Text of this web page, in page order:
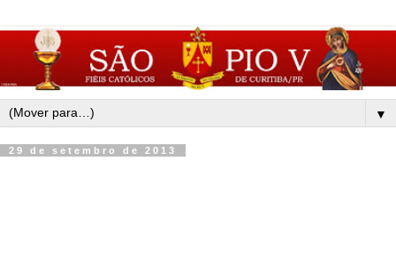
▼
29 de setembro de 2013